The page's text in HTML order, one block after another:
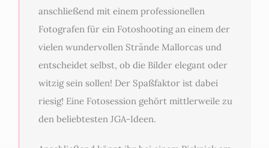
anschließend mit einem professionellen
Fotografen für ein Fotoshooting an einem der
vielen wundervollen Strände Mallorcas und
entscheidet selbst, ob die Bilder elegant oder
witzig sein sollen! Der Spaßfaktor ist dabei
riesig! Eine Fotosession gehört mittlerweile zu
den beliebtesten JGA-Ideen.